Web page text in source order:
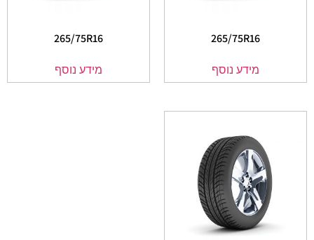
265/75R16
מידע נוסף
265/75R16
מידע נוסף